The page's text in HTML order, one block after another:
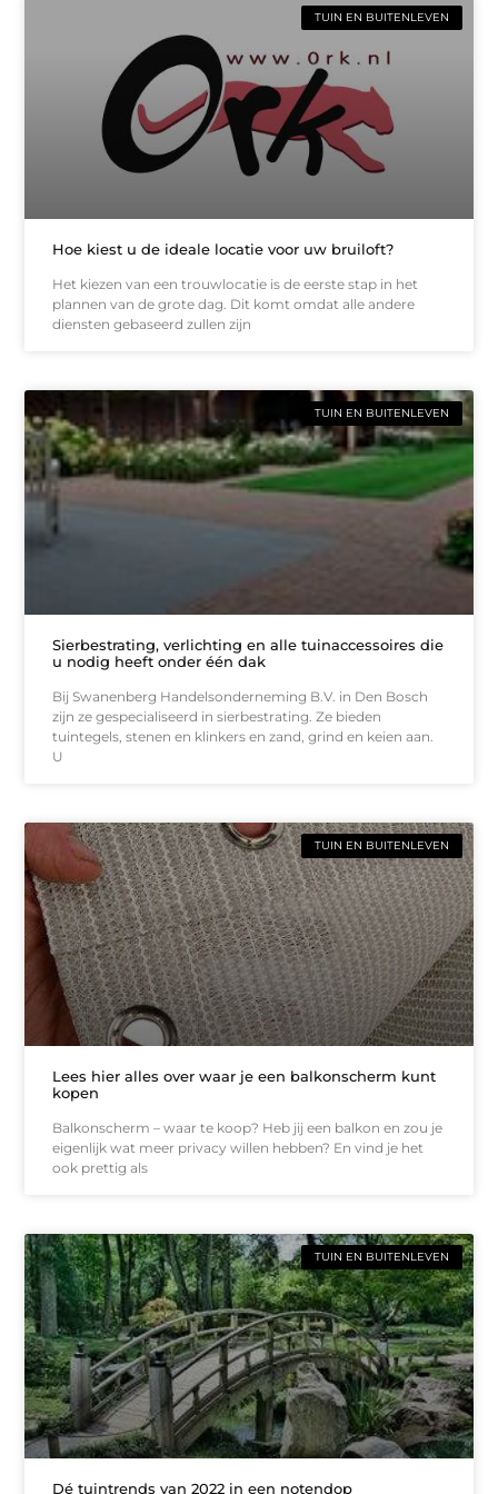
TUIN EN BUITENLEVEN
Hoe kiest u de ideale locatie voor uw bruiloft?
Het kiezen van een trouwlocatie is de eerste stap in het
plannen van de grote dag. Dit komt omdat alle andere
diensten gebaseerd zullen zijn
TUIN EN BUITENLEVEN
Sierbestrating, verlichting en alle tuinaccessoires die
u nodig heeft onder één dak
Bij Swanenberg Handelsonderneming B.V. in Den Bosch
zijn ze gespecialiseerd in sierbestrating. Ze bieden
tuintegels, stenen en klinkers en zand, grind en keien aan.
U
TUIN EN BUITENLEVEN
Lees hier alles over waar je een balkonscherm kunt
kopen
Balkonscherm – waar te koop? Heb jij een balkon en zou je
eigenlijk wat meer privacy willen hebben? En vind je het
ook prettig als
TUIN EN BUITENLEVEN
Dé tuintrends van 2022 in een notendop